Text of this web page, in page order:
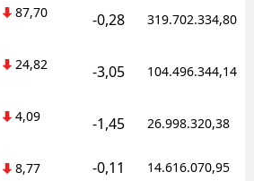
87,70 -0,28 319.702.334,80
24,82 -3,05 104.496.344,14
4,09 -1,45 26.998.320,38
8,77 -0,11 14.616.070,95